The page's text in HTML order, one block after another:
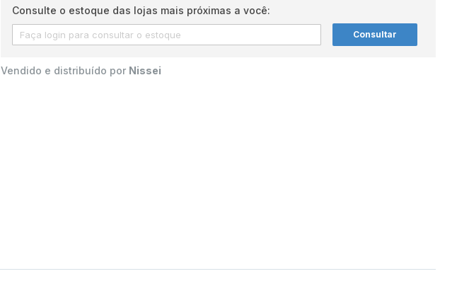
Consulte o estoque das lojas mais próximas a você:
Consultar
Vendido e distribuído por Nissei